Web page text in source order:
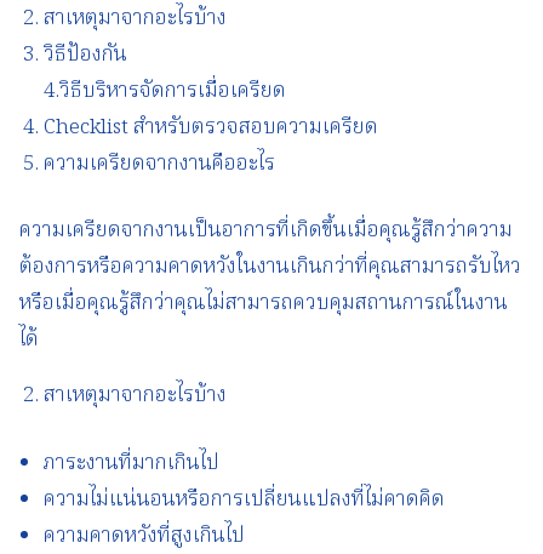
สาเหตุมาจากอะไรบ้าง
วิธีป้องกัน
4.วิธีบริหารจัดการเมื่อเครียด
Checklist สำหรับตรวจสอบความเครียด
ความเครียดจากงานคืออะไร
ความเครียดจากงานเป็นอาการที่เกิดขึ้นเมื่อคุณรู้สึกว่าความ
ต้องการหรือความคาดหวังในงานเกินกว่าที่คุณสามารถรับไหว
หรือเมื่อคุณรู้สึกว่าคุณไม่สามารถควบคุมสถานการณ์ในงาน
ได้
สาเหตุมาจากอะไรบ้าง
ภาระงานที่มากเกินไป
ความไม่แน่นอนหรือการเปลี่ยนแปลงที่ไม่คาดคิด
ความคาดหวังที่สูงเกินไป